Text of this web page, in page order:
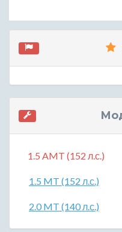
1.5 AMT (152 л.с.)
1.5 MT (152 л.с.)
2.0 MT (140 л.с.)